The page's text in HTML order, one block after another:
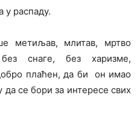
у распаду.
метиљав, млитав, мртво
снаге, без харизме,
плаћен, да би он имао
се бори за интересе свих